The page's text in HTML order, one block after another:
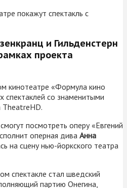
и Гильденстерн
проекта
кинотеатре «Формула кино
спектаклей со знаменитыми
TheatreHD.
посмотреть оперу «Евгений
оперная дива Анна
на сцену нью-йоркского театра
спектакле стал шведский
партию Онегина,